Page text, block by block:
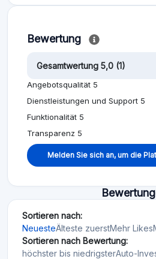
Bewertung
Gesamtwertung 5,0 (1)
Angebotsqualität 5
Dienstleistungen und Support 5
Funktionalität 5
Transparenz 5
Melden Sie sich an, um die
Sortieren nach:
NeuesteÄlteste zuerstMehr Likes
Sortieren nach Bewertung:
höchster bis niedrigsterAuto-